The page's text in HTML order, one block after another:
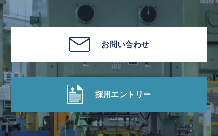
お問い合わせ
採用エントリー